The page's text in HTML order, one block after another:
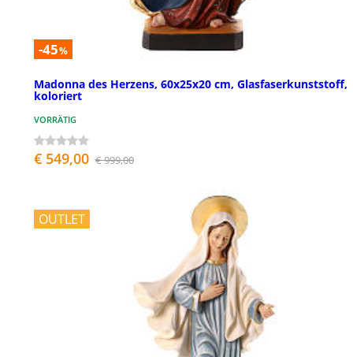
-45%
Madonna des Herzens, 60x25x20 cm, Glasfaserkunststoff,
koloriert
VORRÄTIG
€ 549,00 € 999,00
OUTLET